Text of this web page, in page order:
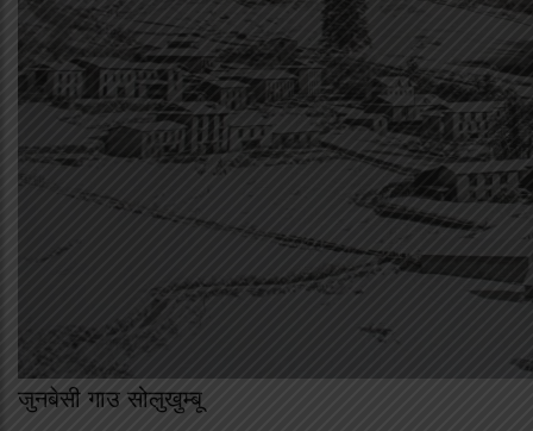
जुनबेसी गाउ सोलुखुम्बू